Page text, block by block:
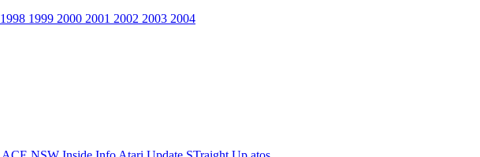
1998 1999 2000 2001 2002 2003 2004